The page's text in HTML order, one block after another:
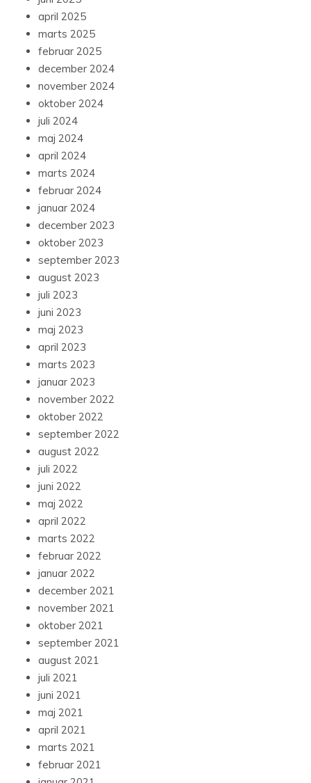
april 2025
marts 2025
februar 2025
december 2024
november 2024
oktober 2024
juli 2024
maj 2024
april 2024
marts 2024
februar 2024
januar 2024
december 2023
oktober 2023
september 2023
august 2023
juli 2023
juni 2023
maj 2023
april 2023
marts 2023
januar 2023
november 2022
oktober 2022
september 2022
august 2022
juli 2022
juni 2022
maj 2022
april 2022
marts 2022
februar 2022
januar 2022
december 2021
november 2021
oktober 2021
september 2021
august 2021
juli 2021
juni 2021
maj 2021
april 2021
marts 2021
februar 2021